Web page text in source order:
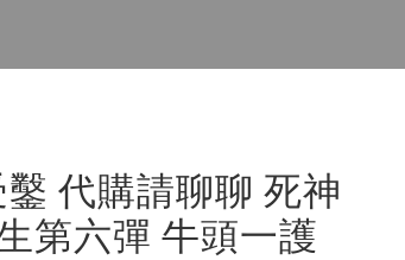
鑿 代購請聊聊 死神
第六彈 牛頭一護